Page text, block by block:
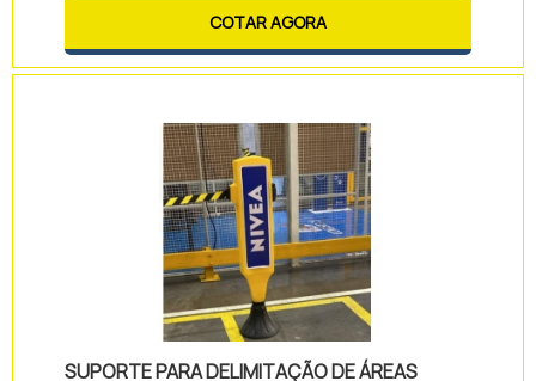
comunicação rápida e eficaz em ambientes
industriais, comerciais e temporários.
COTAR AGORA
SUPORTE PARA DELIMITAÇÃO DE ÁREAS